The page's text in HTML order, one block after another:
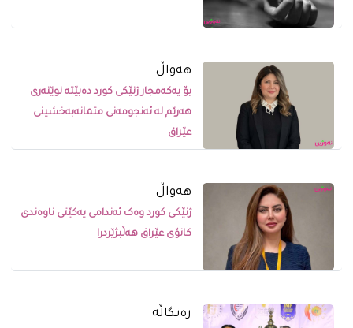
ھەواڵ
بۆ یەکەمجار ژنێکی کورد دەبێتە نوێنەری
هەرێم لە ئەنجومەنی متمانەبەخشینی
عێراق
ھەواڵ
ژنێکى کورد وەک ئەندامى یەکێتى ناوەندى
کانۆى عێراق هەڵبژێردرا
رەنگاڵە